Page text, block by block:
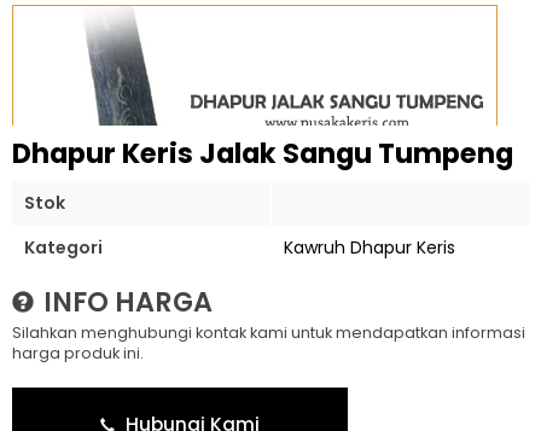
Dhapur Keris Jalak Sangu Tumpeng
Stok
Kategori
Kawruh Dhapur Keris
INFO HARGA
Silahkan menghubungi kontak kami untuk mendapatkan informasi
harga produk ini.
Hubungi Kami